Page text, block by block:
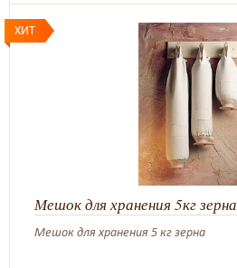
ХИТ
Мешок для хранения 5кг зерна
Мешок для хранения 5 кг зерна